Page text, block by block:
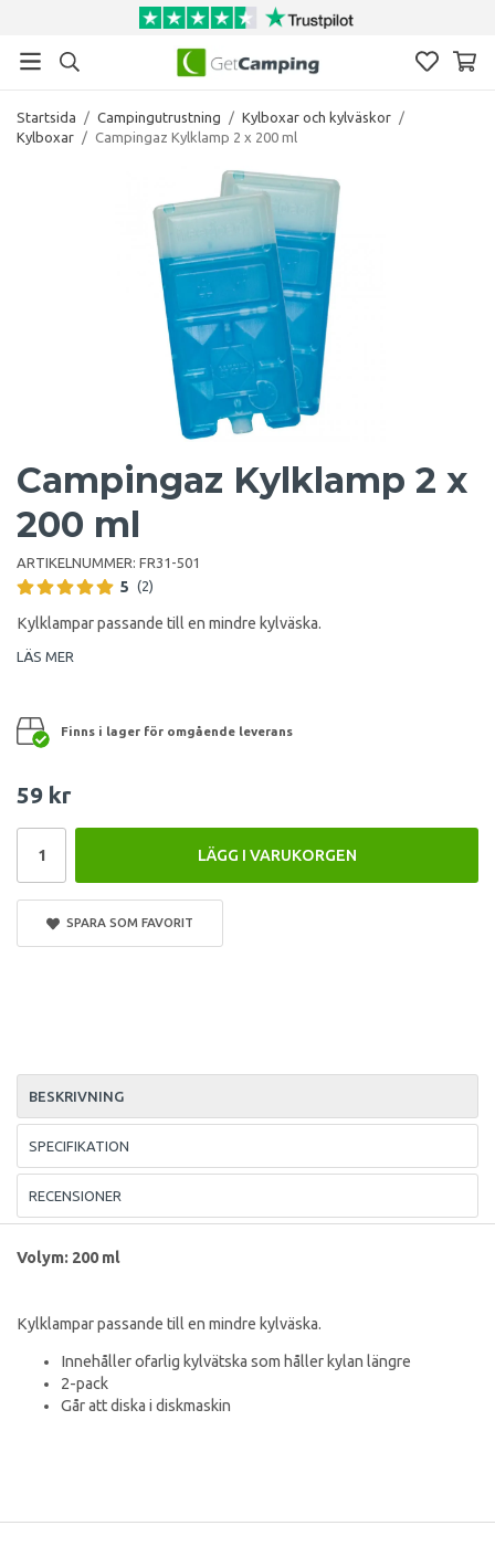
Startsida / Campingutrustning / Kylboxar och kylväskor /
Kylboxar / Campingaz Kylklamp 2 x 200 ml
Campingaz Kylklamp 2 x
200 ml
ARTIKELNUMMER: FR31-501
5 (2)
Kylklampar passande till en mindre kylväska.
LÄS MER
Finns i lager för omgående leverans
59 kr
LÄGG I VARUKORGEN
SPARA SOM FAVORIT
BESKRIVNING
SPECIFIKATION
RECENSIONER
Volym: 200 ml
Kylklampar passande till en mindre kylväska.
Innehåller ofarlig kylvätska som håller kylan längre
2-pack
Går att diska i diskmaskin